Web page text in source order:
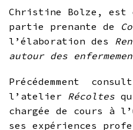
Christine Bolze, est
partie prenante de
l’élaboration des
autour des
Précédemment
l’atelier Récoltes
chargée de cours à
ses expériences